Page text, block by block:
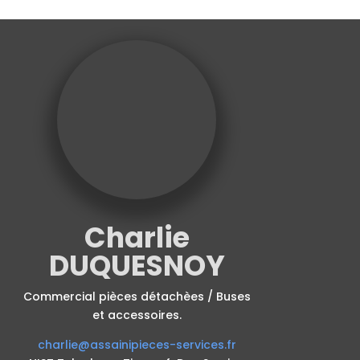
Charlie
DUQUESNOY
Commercial pièces détachèes / Buses
et accessoires.
charlie@assainipieces-services.fr